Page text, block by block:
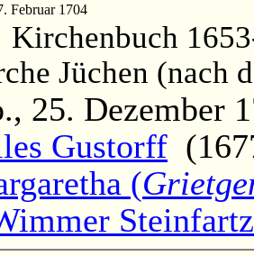
Februar 1704
Kirchenbuch
Jüchen (nach
25. Dezember
Gustorff
(
Steinfartz